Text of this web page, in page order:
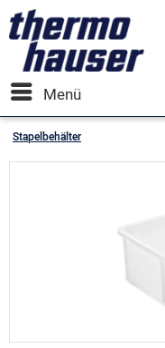
Menü
Stapelbehälter